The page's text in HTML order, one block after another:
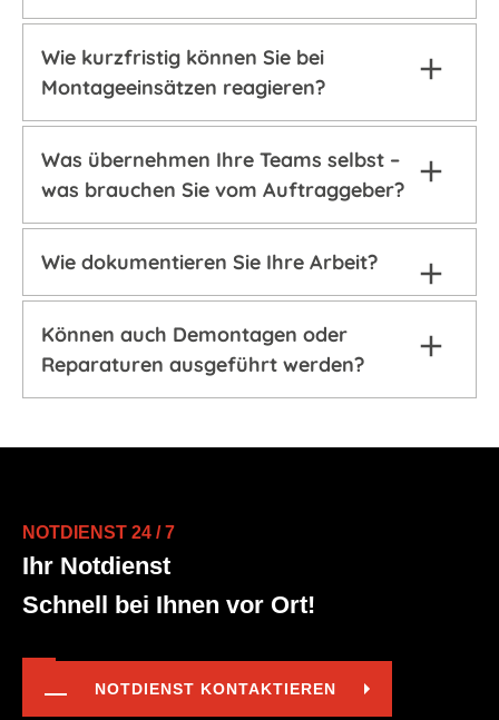
Wie kurzfristig können Sie bei
Montageeinsätzen reagieren?
Was übernehmen Ihre Teams selbst –
was brauchen Sie vom Auftraggeber?
Wie dokumentieren Sie Ihre Arbeit?
Können auch Demontagen oder
Reparaturen ausgeführt werden?
NOTDIENST 24 / 7
Ihr Notdienst
Schnell bei Ihnen vor Ort!
NOTDIENST KONTAKTIEREN